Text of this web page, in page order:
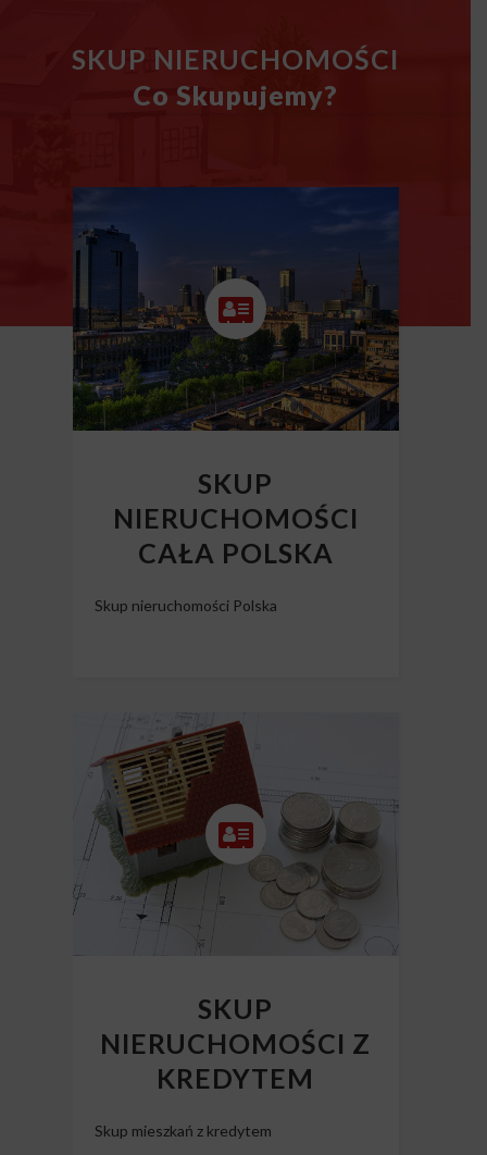
SKUP NIERUCHOMOŚCI
Co Skupujemy?
SKUP
NIERUCHOMOŚCI
CAŁA POLSKA
Skup nieruchomości Polska
SKUP
NIERUCHOMOŚCI Z
KREDYTEM
Skup mieszkań z kredytem